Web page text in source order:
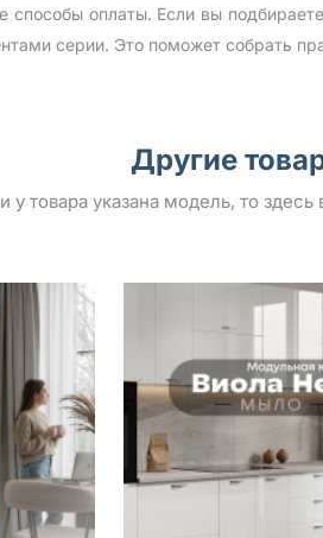
способы оплаты. Если вы
серии. Это поможет собрать
Другие
у товара указана модель, то